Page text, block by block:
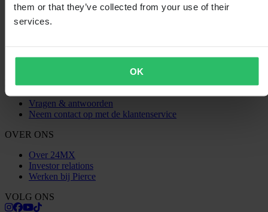
them or that they’ve collected from your use of their
services.
OK
Retourneren
Herroepingsrecht
KLANTENSERVICE
Vragen & antwoorden
Neem contact op met de klantenservice
OVER ONS
Over 24MX
Investor relations
Werken bij Pierce
VOLG ONS